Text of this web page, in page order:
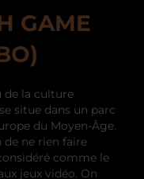
GAME
de la culture
se situe dans un parc
du Moyen-Âge.
de ne rien faire
comme le
jeux vidéo. On